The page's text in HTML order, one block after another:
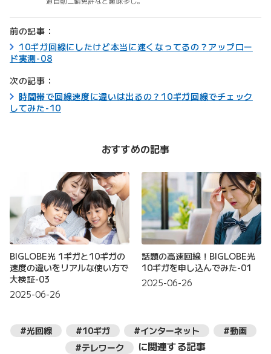
前の記事：
10ギガ回線にしたけど本当に速くなってるの？アップロー
ド実測-08
次の記事：
時間帯で回線速度に違いは出るの？10ギガ回線でチェック
してみた-10
おすすめの記事
BIGLOBE光 1ギガと10ギガの
速度の違いをリアルな使い方で
大検証-03
2025-06-26
話題の高速回線！BIGLOBE光
10ギガを申し込んでみた-01
2025-06-26
#光回線 #10ギガ #インターネット
#動画
#テレワーク
に関連する記事